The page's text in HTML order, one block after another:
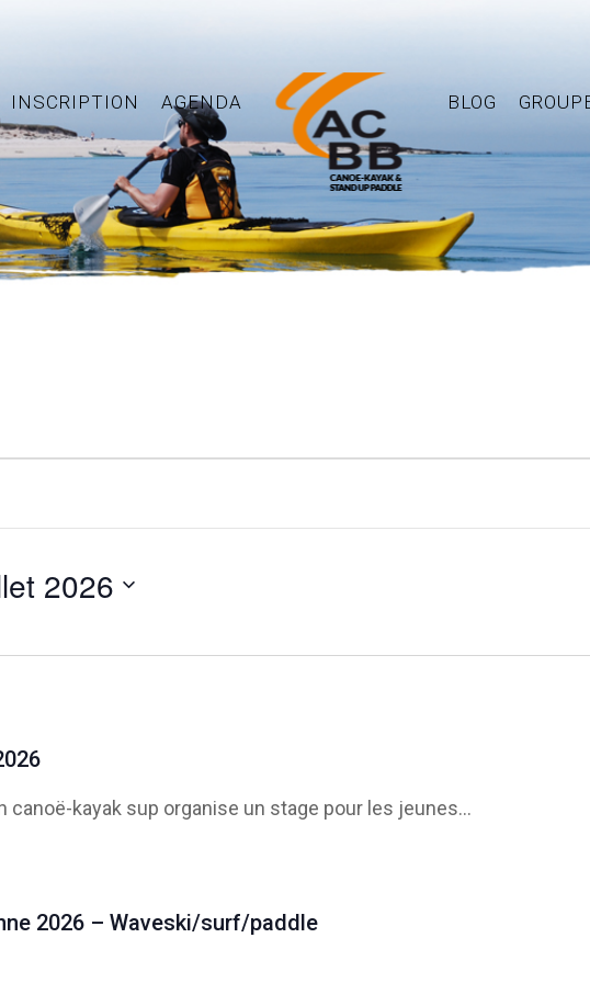
INSCRIPTION AGENDA BLOG
2026
canoë-kayak sup organise un stage pour les jeunes...
2026 – Waveski/surf/paddle